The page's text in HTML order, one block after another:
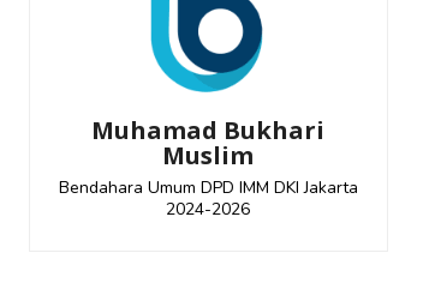
Muhamad Bukhari
Muslim
Bendahara Umum DPD IMM DKI Jakarta
2024-2026